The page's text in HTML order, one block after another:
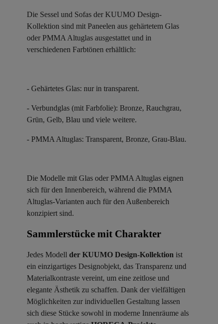
Die Sessel und Sofas der KUUMO Design-
Kollektion sind mit Paneelen aus gehärtetem Glas
oder PMMA Altuglas ausgestattet und in
verschiedenen Farbtönen erhältlich:
- Gehärtetes Glas: nur in transparent.
- Verbundglas (mit Farbfolie): Bronze, Rauchgrau,
Grün, Gelb, Blau und viele weitere.
- PMMA Altuglas: Transparent, Bronze, Grau-Blau.
Die Modelle mit Glas oder PMMA Altuglas eignen
sich für den Innenbereich, während die PMMA
Altuglas-Varianten auch für den Außenbereich
konzipiert sind.
Sammlerstücke mit Charakter ​
Jedes Modell der KUUMO Design-Kollektion ist
ein einzigartiges Designobjekt, das Transparenz und
Materialkontraste vereint, um eine zeitlose und
elegante Ästhetik zu schaffen. Dank der vielfältigen
Möglichkeiten zur individuellen Gestaltung lassen
sich diese Stücke sowohl in moderne Innenräume als